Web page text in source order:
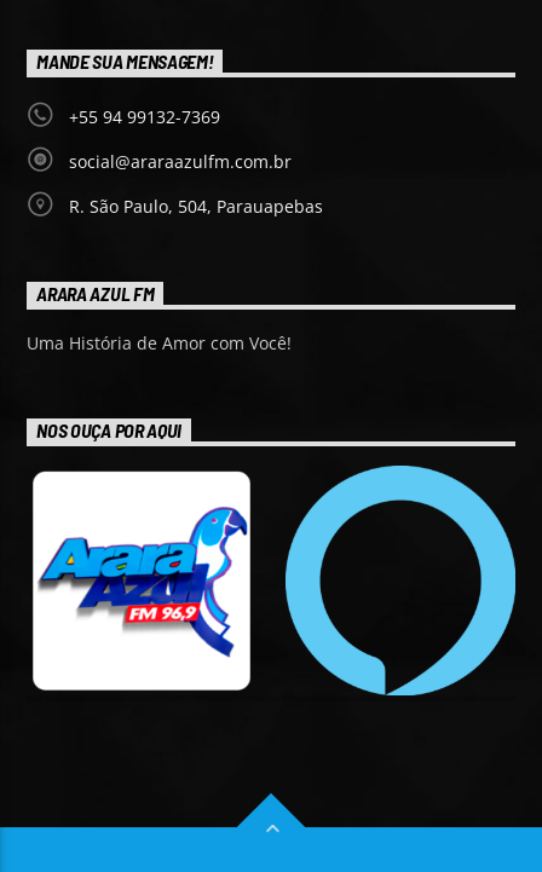
MANDE SUA MENSAGEM!
+55 94 99132-7369
social@araraazulfm.com.br
R. São Paulo, 504, Parauapebas
ARARA AZUL FM
Uma História de Amor com Você!
NOS OUÇA POR AQUI